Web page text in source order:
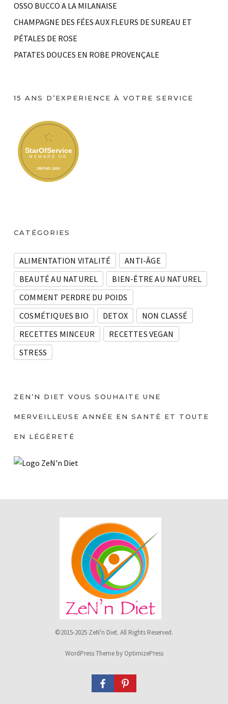
OSSO BUCCO A LA MILANAISE
CHAMPAGNE DES FÉES AUX FLEURS DE SUREAU ET
PÉTALES DE ROSE
PATATES DOUCES EN ROBE PROVENÇALE
15 ANS D’EXPERIENCE À VOTRE SERVICE
CATÉGORIES
ALIMENTATION VITALITÉ
ANTI-ÂGE
BEAUTÉ AU NATUREL
BIEN-ÊTRE AU NATUREL
COMMENT PERDRE DU POIDS
COSMÉTIQUES BIO
DETOX
NON CLASSÉ
RECETTES MINCEUR
RECETTES VEGAN
STRESS
ZEN’N DIET VOUS SOUHAITE UNE
MERVEILLEUSE ANNÉE EN SANTÉ ET TOUTE
EN LÉGÈRETÉ
©2015-2025 ZeN'n Diet. All Rights Reserved.
WordPress Theme by OptimizePress